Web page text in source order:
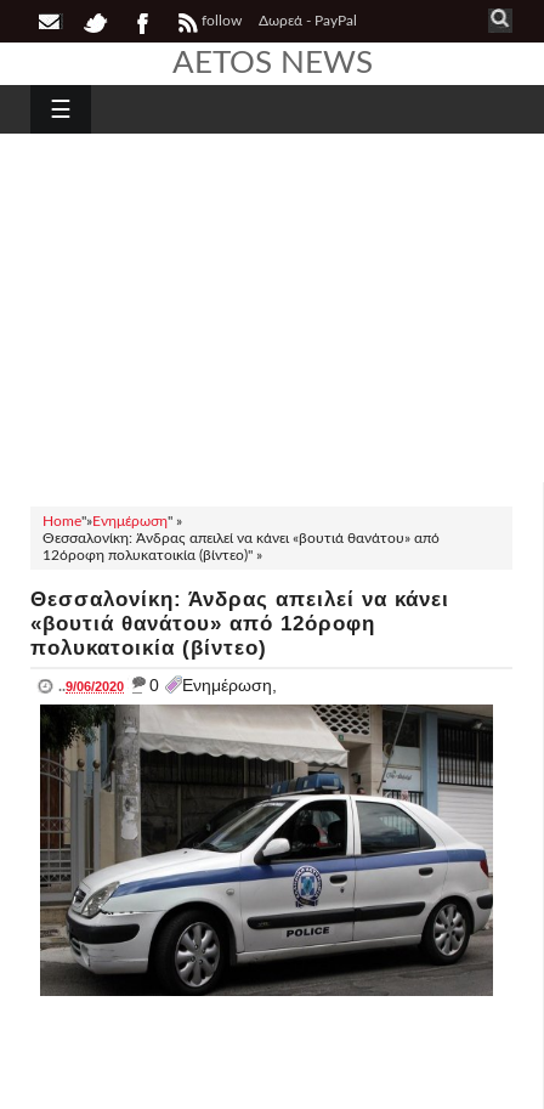
follow Δωρεά - PayPal
AETOS NEWS
☰
Home"»Ενημέρωση" »
Θεσσαλονίκη: Άνδρας απειλεί να κάνει «βουτιά θανάτου» από
12όροφη πολυκατοικία (βίντεο)" »
Θεσσαλονίκη: Άνδρας απειλεί να κάνει
«βουτιά θανάτου» από 12όροφη
πολυκατοικία (βίντεο)
..9/06/2020 _ 0 Ενημέρωση,